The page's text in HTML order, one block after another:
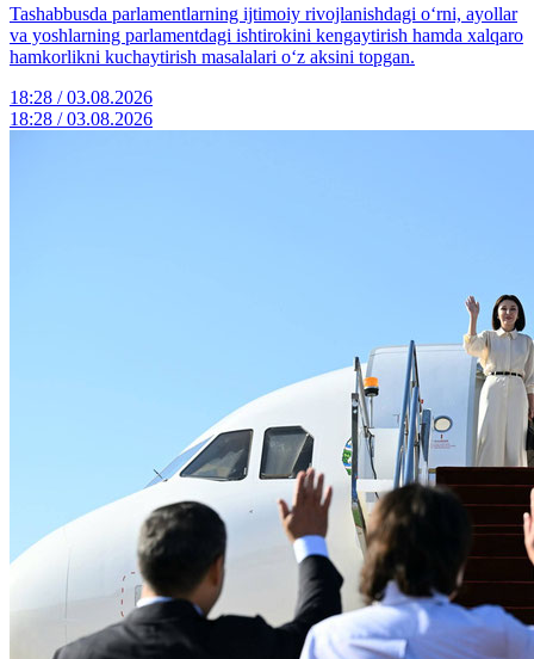
Tashabbusda parlamentlarning ijtimoiy rivojlanishdagi o‘rni, ayollar
va yoshlarning parlamentdagi ishtirokini kengaytirish hamda xalqaro
hamkorlikni kuchaytirish masalalari o‘z aksini topgan.
18:28 / 03.08.2026
18:28 / 03.08.2026